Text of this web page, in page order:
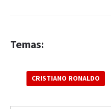
Temas:
CRISTIANO RONALDO